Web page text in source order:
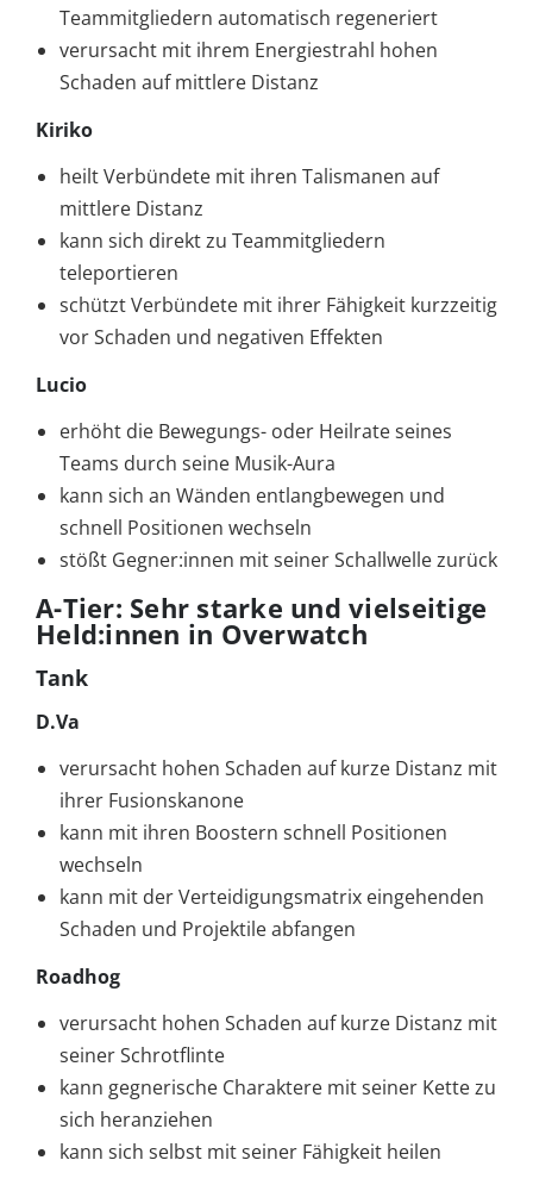
Teammitgliedern automatisch regeneriert
verursacht mit ihrem Energiestrahl hohen
Schaden auf mittlere Distanz
Kiriko
heilt Verbündete mit ihren Talismanen auf
mittlere Distanz
kann sich direkt zu Teammitgliedern
teleportieren
schützt Verbündete mit ihrer Fähigkeit kurzzeitig
vor Schaden und negativen Effekten
Lucio
erhöht die Bewegungs- oder Heilrate seines
Teams durch seine Musik-Aura
kann sich an Wänden entlangbewegen und
schnell Positionen wechseln
stößt Gegner:innen mit seiner Schallwelle zurück
A-Tier: Sehr starke und vielseitige
Held:innen in Overwatch
Tank
D.Va
verursacht hohen Schaden auf kurze Distanz mit
ihrer Fusionskanone
kann mit ihren Boostern schnell Positionen
wechseln
kann mit der Verteidigungsmatrix eingehenden
Schaden und Projektile abfangen
Roadhog
verursacht hohen Schaden auf kurze Distanz mit
seiner Schrotflinte
kann gegnerische Charaktere mit seiner Kette zu
sich heranziehen
kann sich selbst mit seiner Fähigkeit heilen